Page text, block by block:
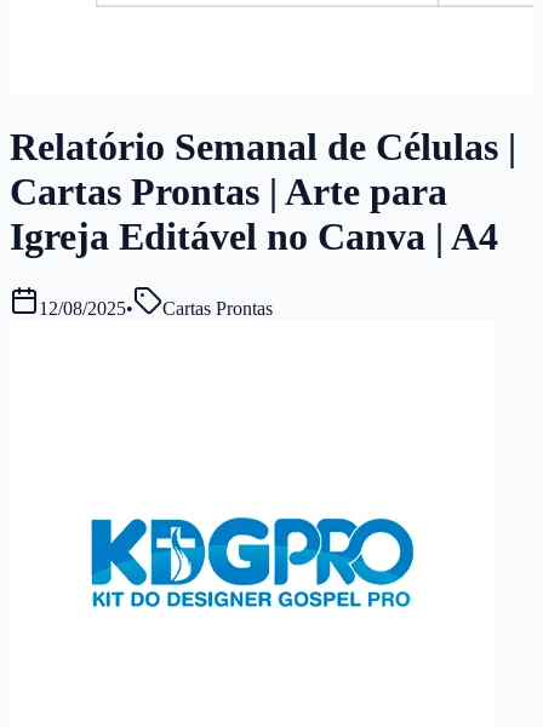
Relatório Semanal de Células |
Cartas Prontas | Arte para
Igreja Editável no Canva | A4
12/08/2025• Cartas Prontas